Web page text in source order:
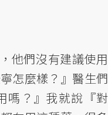
他們沒有建議使用
怎麼樣？』醫生們
嗎？』我就說『對